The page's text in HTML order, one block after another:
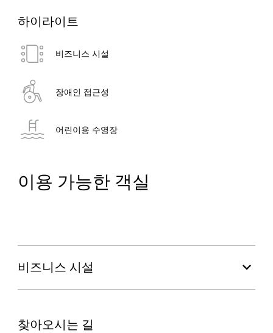
하이라이트
비즈니스 시설
장애인 접근성
어린이용 수영장
이용 가능한 객실
싱글룸
비즈니스 시설
찾아오시는 길